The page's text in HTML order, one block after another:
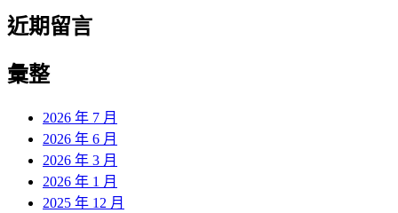
近期留言
彙整
2026 年 7 月
2026 年 6 月
2026 年 3 月
2026 年 1 月
2025 年 12 月